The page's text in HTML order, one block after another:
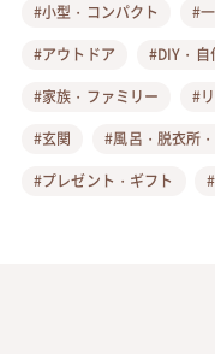
#小型・コンパクト
#
#アウトドア
#DIY・自
#家族・ファミリー
#
#玄関
#風呂・脱衣所
#プレゼント・ギフト